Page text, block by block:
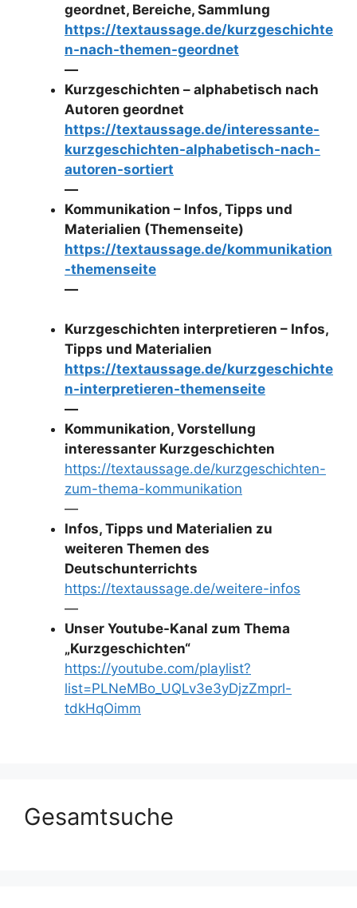
geordnet, Bereiche, Sammlung
https://textaussage.de/kurzgeschichte
n-nach-themen-geordnet
—
Kurzgeschichten – alphabetisch nach
Autoren geordnet
https://textaussage.de/interessante-
kurzgeschichten-alphabetisch-nach-
autoren-sortiert
—
Kommunikation – Infos, Tipps und
Materialien (Themenseite)
https://textaussage.de/kommunikation
-themenseite
—
Kurzgeschichten interpretieren – Infos,
Tipps und Materialien
https://textaussage.de/kurzgeschichte
n-interpretieren-themenseite
—
Kommunikation, Vorstellung
interessanter Kurzgeschichten
https://textaussage.de/kurzgeschichten-
zum-thema-kommunikation
—
Infos, Tipps und Materialien zu
weiteren Themen des
Deutschunterrichts
https://textaussage.de/weitere-infos
—
Unser Youtube-Kanal zum Thema
„Kurzgeschichten“
https://youtube.com/playlist?
list=PLNeMBo_UQLv3e3yDjzZmprl-
tdkHqOimm
Gesamtsuche